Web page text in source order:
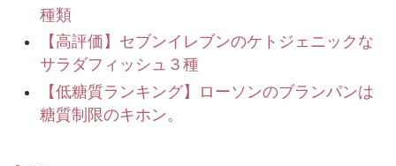
種類
【高評価】セブンイレブンのケトジェニックな
サラダフィッシュ３種
【低糖質ランキング】ローソンのブランパンは
糖質制限のキホン。